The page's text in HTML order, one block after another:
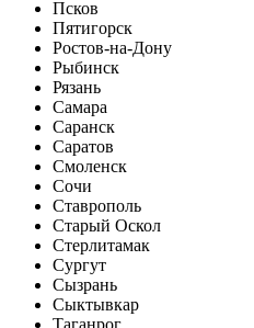
Псков
Пятигорск
Ростов-на-Дону
Рыбинск
Рязань
Самара
Саранск
Саратов
Смоленск
Сочи
Ставрополь
Старый Оскол
Стерлитамак
Сургут
Сызрань
Сыктывкар
Таганрог